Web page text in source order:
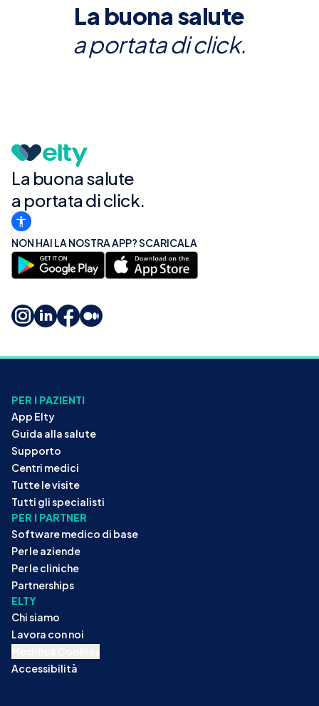
La buona salute
a portata di click.
La buona salute
a portata di click.
NON HAI LA NOSTRA APP? SCARICALA
PER I PAZIENTI
App Elty
Guida alla salute
Supporto
Centri medici
Tutte le visite
Tutti gli specialisti
PER I PARTNER
Software medico di base
Per le aziende
Per le cliniche
Partnerships
ELTY
Chi siamo
Lavora con noi
Accessibilità